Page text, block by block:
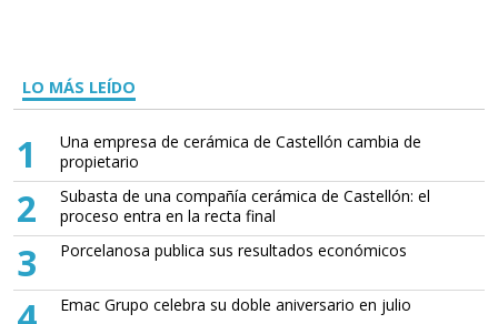
LO MÁS LEÍDO
1
Una empresa de cerámica de Castellón cambia de
propietario
2
Subasta de una compañía cerámica de Castellón: el
proceso entra en la recta final
3 Porcelanosa publica sus resultados económicos
Emac Grupo celebra su doble aniversario en julio